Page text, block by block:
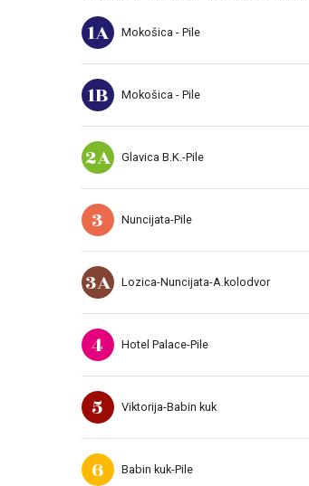
1A Mokošica - Pile
1B Mokošica - Pile
2A Glavica B.K.-Pile
3 Nuncijata-Pile
3A Lozica-Nuncijata-A.kolodvor
4 Hotel Palace-Pile
5 Viktorija-Babin kuk
6 Babin kuk-Pile